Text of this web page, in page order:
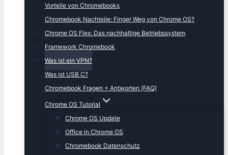
Vorteile von Chromebooks
Chromebook Nachteile: Finger Weg von Chrome OS?
Chrome OS Flex: Das nachhaltige Betriebssystem
Framework Chromebook
Was ist ein VPN?
Was ist USB C?
Chromebook Fragen + Antworten (FAQ)
Chrome OS Tutorial
Chrome OS Update
Office in Chrome OS
Chromebook Datenschutz